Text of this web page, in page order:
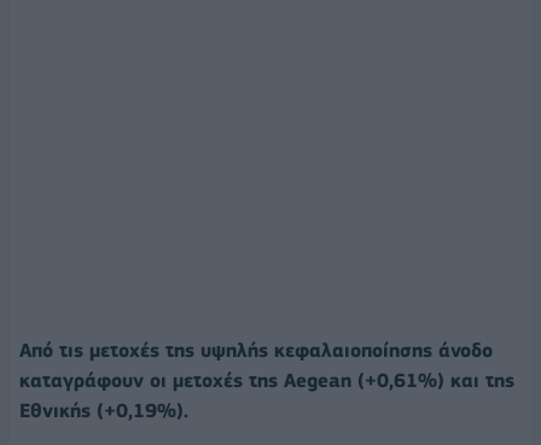
Από τις μετοχές της υψηλής κεφαλαιοποίησης άνοδο
καταγράφουν οι μετοχές της Aegean (+0,61%) και της
Εθνικής (+0,19%).